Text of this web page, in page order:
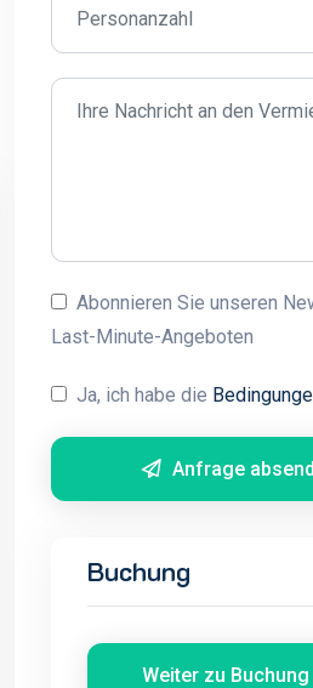
Abonnieren Sie unseren
Last-Minute-Angeboten
Ja, ich habe die
Anfrage
Buchung
Weiter zu Buchung